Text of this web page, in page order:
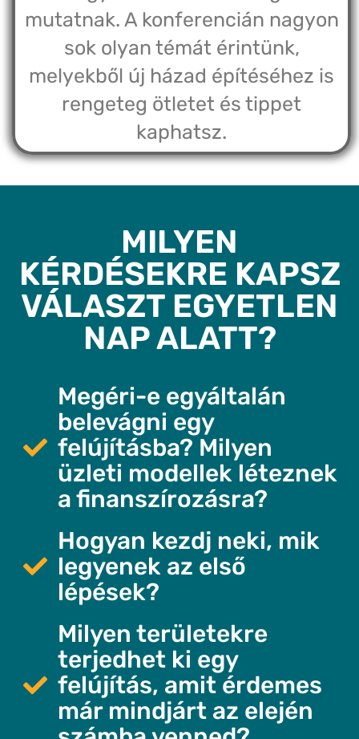
mutatnak. A konferencián nagyon
sok olyan témát érintünk,
melyekből új házad építéséhez is
rengeteg ötletet és tippet
kaphatsz.
MILYEN
KÉRDÉSEKRE KAPSZ
VÁLASZT EGYETLEN
NAP ALATT?
Megéri-e egyáltalán
belevágni egy
felújításba? Milyen
üzleti modellek léteznek
a finanszírozásra?
Hogyan kezdj neki, mik
legyenek az első
lépések?
Milyen területekre
terjedhet ki egy
felújítás, amit érdemes
már mindjárt az elején